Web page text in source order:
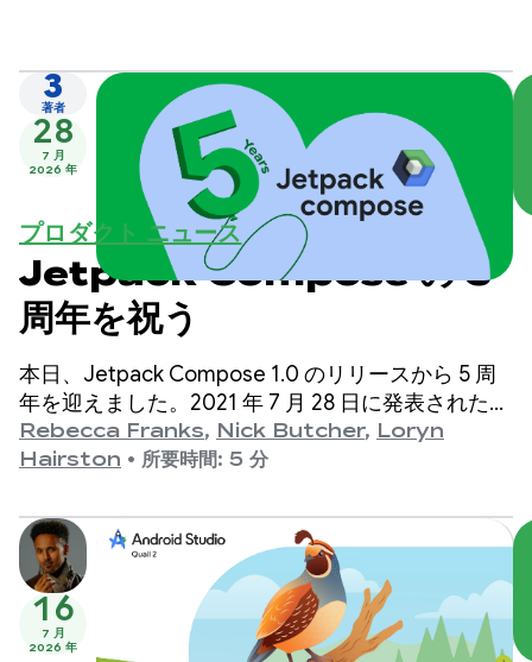
3
著者
28
7 月
2026 年
プロダクト ニュース
Jetpack Compose の 5
周年を祝う
本日、Jetpack Compose 1.0 のリリースから 5 周
年を迎えました。2021 年 7 月 28 日に発表されたバ
ージョン 1.0 から最新の 1.11 リリースまで、API は
長年にわたって大幅に進化してきました。この機会
Rebecca Franks, Nick Butcher, Loryn
Hairston • 所要時間: 5 分
16
7 月
2026 年